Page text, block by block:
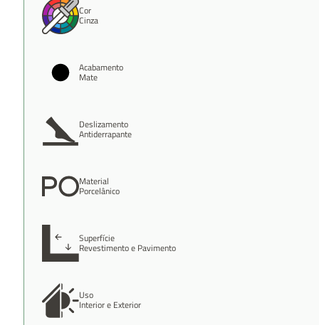
Cor
Cinza
Acabamento
Mate
Deslizamento
Antiderrapante
Material
Porcelânico
Superfície
Revestimento e Pavimento
Uso
Interior e Exterior